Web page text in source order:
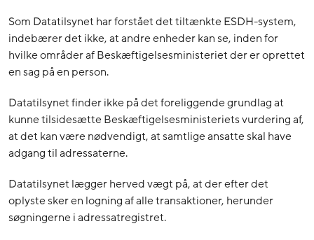
Som Datatilsynet har forstået det tiltænkte ESDH-system,
indebærer det ikke, at andre enheder kan se, inden for
hvilke områder af Beskæftigelsesministeriet der er oprettet
en sag på en person.
Datatilsynet finder ikke på det foreliggende grundlag at
kunne tilsidesætte Beskæftigelsesministeriets vurdering af,
at det kan være nødvendigt, at samtlige ansatte skal have
adgang til adressaterne.
Datatilsynet lægger herved vægt på, at der efter det
oplyste sker en logning af alle transaktioner, herunder
søgningerne i adressatregistret.